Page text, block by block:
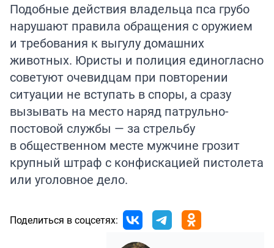
Подобные действия владельца пса грубо
нарушают правила обращения с оружием
и требования к выгулу домашних
животных. Юристы и полиция единогласно
советуют очевидцам при повторении
ситуации не вступать в споры, а сразу
вызывать на место наряд патрульно-
постовой службы — за стрельбу
в общественном месте мужчине грозит
крупный штраф с конфискацией пистолета
или уголовное дело.
Поделиться в соцсетях: